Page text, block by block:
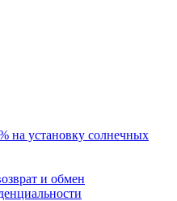
на установку солнечных
и обмен